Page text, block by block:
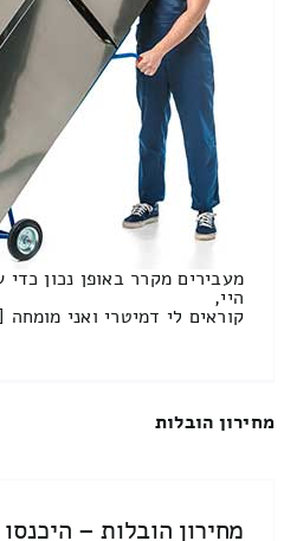
מעבירים מקרר באופן נכון
היי,
קוראים לי דמיטרי ואני
מחירון הובלות
מחירון הובלות –